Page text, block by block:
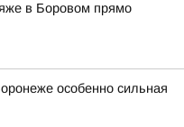
в Боровом прямо
особенно сильная